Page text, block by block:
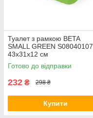
Туалет з рамкою BETA
SMALL GREEN S08040107,
43х31x12 см
Готово до відправки
232 ₴ 298 ₴
Купити